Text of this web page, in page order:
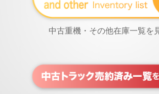
中古重機・その他在庫一覧を